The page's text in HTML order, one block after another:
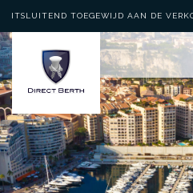
UITSLUITEND TOEGEWIJD AAN DE